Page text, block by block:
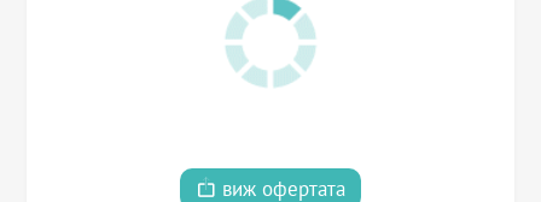
виж офертата